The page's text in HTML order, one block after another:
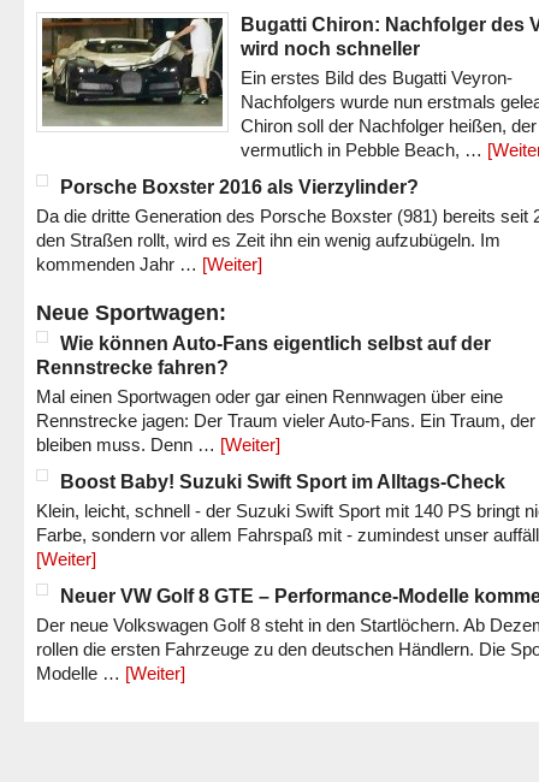
Bugatti Chiron: Nachfolger des
wird noch schneller
Ein erstes Bild des Bugatti Veyron-
Nachfolgers wurde nun erstmals
Chiron soll der Nachfolger heißen, der
vermutlich in Pebble Beach, …
Porsche Boxster 2016 als Vierzylinder?
Da die dritte Generation des Porsche Boxster (981) bereits seit
den Straßen rollt, wird es Zeit ihn ein wenig aufzubügeln. Im
kommenden Jahr … [Weiter]
Neue Sportwagen:
Wie können Auto-Fans eigentlich selbst auf der
Rennstrecke fahren?
Mal einen Sportwagen oder gar einen Rennwagen über eine
Rennstrecke jagen: Der Traum vieler Auto-Fans. Ein Traum,
bleiben muss. Denn … [Weiter]
Boost Baby! Suzuki Swift Sport im Alltags-Check
Klein, leicht, schnell - der Suzuki Swift Sport mit 140 PS bringt
Farbe, sondern vor allem Fahrspaß mit - zumindest unser
[Weiter]
Neuer VW Golf 8 GTE – Performance-Modelle
Der neue Volkswagen Golf 8 steht in den Startlöchern. Ab
rollen die ersten Fahrzeuge zu den deutschen Händlern. Die
Modelle … [Weiter]